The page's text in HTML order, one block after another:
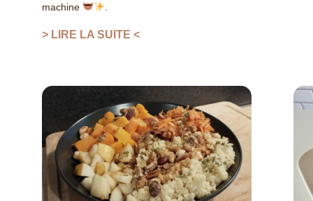
machine
> LIRE LA SUITE <